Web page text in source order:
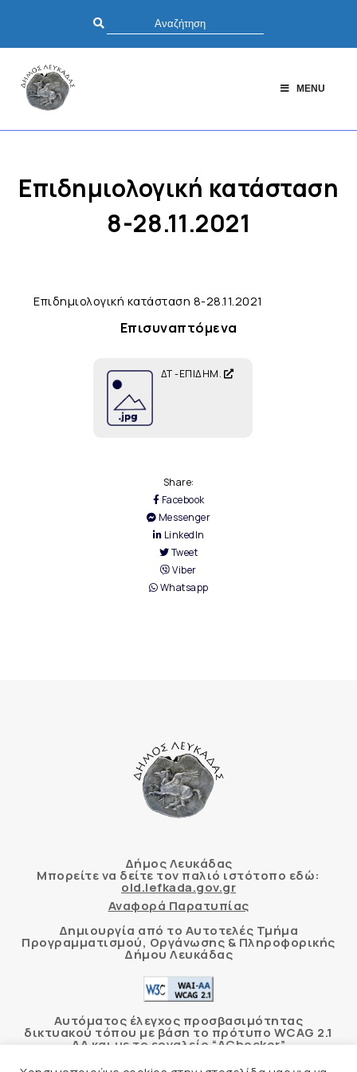
MENU
Επιδημιολογική κατάσταση
8-28.11.2021
Επιδημιολογική κατάσταση 8-28.11.2021
Επισυναπτόμενα
ΔΤ -ΕΠΙΔΗΜ.
Share:
Facebook
Messenger
LinkedIn
Tweet
Viber
Whatsapp
Δήμος Λευκάδας
Μπορείτε να δείτε τον παλιό ιστότοπο εδώ:
old.lefkada.gov.gr
Αναφορά Παρατυπίας
Δημιουργία από το Αυτοτελές Τμήμα
Προγραμματισμού, Οργάνωσης & Πληροφορικής
Δήμου Λευκάδας
Αυτόματος έλεγχος προσβασιμότητας
δικτυακού τόπου με βάση το πρότυπο WCAG 2.1
AA και με το εργαλείο “AChecker”